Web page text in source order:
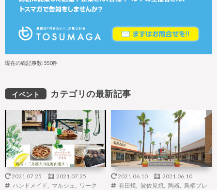
現在の総記事数:550件
イベント カテゴリの最新記事
2021.07.25 2021.07.25
ハンドメイド マルシェ
ワーク
2021.06.10 2021.06.10
有田焼 波佐見焼 陶器
鳥栖プレ